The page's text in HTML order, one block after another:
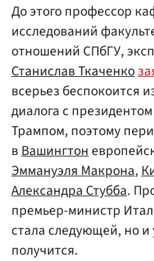
До этого профессор
исследований
отношений СПбГУ,
Станислав Ткаченко
всерьез беспокоится
диалога с
Трампом, поэтому
вВашингтон
Эммануэля Макрона,
Александра Стубба.
премьер-министр
стала следующей, но и
получится.